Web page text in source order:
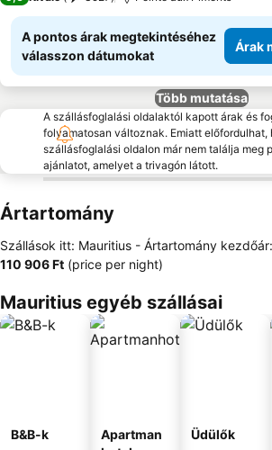
A pontos árak megtekintéséhez
válasszon dátumokat
Árak
Több mutatása
A szállásfoglalási oldalaktól kapott árak és
folyamatosan változnak. Emiatt előfordulhat,
szállásfoglalási oldalon már nem találja meg
ajánlatot, amelyet a trivagón látott.
Ártartomány
Szállások itt: Mauritius - Ártartomány kezdőár:
‎110 906 Ft (price per night)
Mauritius egyéb szállásai
B&B-k
Apartman
Üdülők